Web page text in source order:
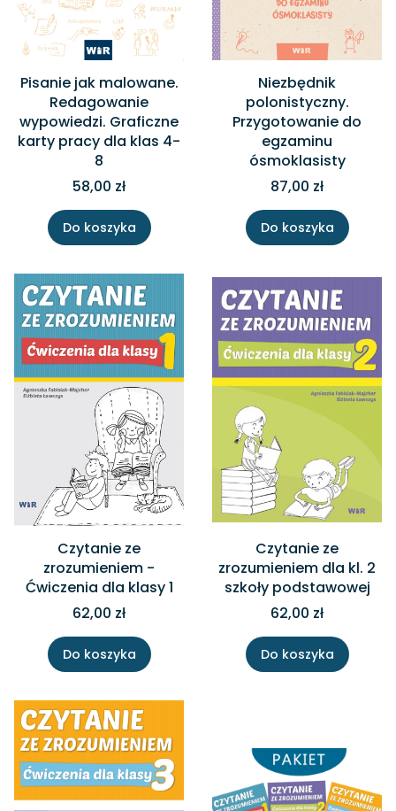
Pisanie jak malowane.
Redagowanie
wypowiedzi. Graficzne
karty pracy dla klas 4-
8
58,00 zł
Do koszyka
Niezbędnik
polonistyczny.
Przygotowanie do
egzaminu
ósmoklasisty
87,00 zł
Do koszyka
Czytanie ze
zrozumieniem -
Ćwiczenia dla klasy 1
62,00 zł
Do koszyka
Czytanie ze
zrozumieniem dla kl. 2
szkoły podstawowej
62,00 zł
Do koszyka